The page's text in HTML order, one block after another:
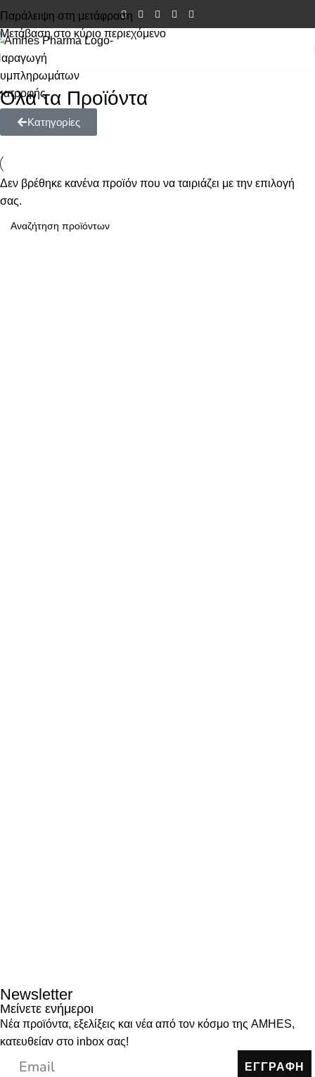
Παράλειψη στη μετάφραση
Μετάβαση στο κύριο περιεχόμενο
Όλα τα Προϊόντα
Κατηγορίες
Δεν βρέθηκε κανένα προϊόν που να ταιριάζει με την επιλογή
σας.
Newsletter
Μείνετε ενήμεροι
Νέα προϊόντα, εξελίξεις και νέα από τον κόσμο της AMHES,
κατευθείαν στο inbox σας!
ΕΓΓΡΑΦΗ